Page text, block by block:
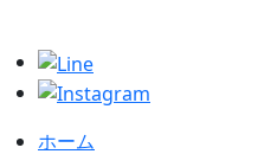
ホーム